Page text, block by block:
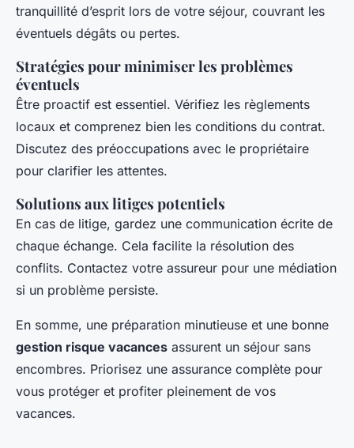
tranquillité d’esprit lors de votre séjour, couvrant les
éventuels dégâts ou pertes.
Stratégies pour minimiser les problèmes
éventuels
Être proactif est essentiel. Vérifiez les règlements
locaux et comprenez bien les conditions du contrat.
Discutez des préoccupations avec le propriétaire
pour clarifier les attentes.
Solutions aux litiges potentiels
En cas de litige, gardez une communication écrite de
chaque échange. Cela facilite la résolution des
conflits. Contactez votre assureur pour une médiation
si un problème persiste.
En somme, une préparation minutieuse et une bonne
gestion risque vacances assurent un séjour sans
encombres. Priorisez une assurance complète pour
vous protéger et profiter pleinement de vos
vacances.